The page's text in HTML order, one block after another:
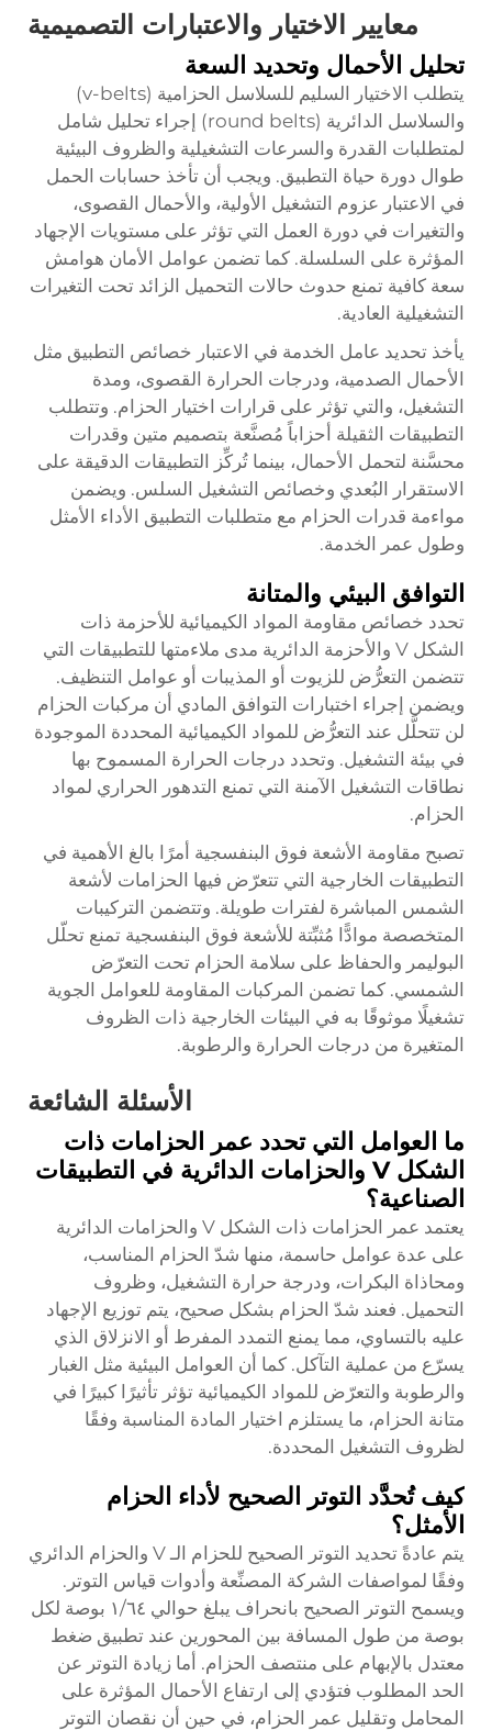
معايير الاختيار والاعتبارات التصميمية
تحليل الأحمال وتحديد السعة
يتطلب الاختيار السليم للسلاسل الحزامية (v-belts)
والسلاسل الدائرية (round belts) إجراء تحليل شامل
لمتطلبات القدرة والسرعات التشغيلية والظروف البيئية
طوال دورة حياة التطبيق. ويجب أن تأخذ حسابات الحمل
في الاعتبار عزوم التشغيل الأولية، والأحمال القصوى،
والتغيرات في دورة العمل التي تؤثر على مستويات الإجهاد
المؤثرة على السلسلة. كما تضمن عوامل الأمان هوامش
سعة كافية تمنع حدوث حالات التحميل الزائد تحت التغيرات
التشغيلية العادية.
يأخذ تحديد عامل الخدمة في الاعتبار خصائص التطبيق مثل
الأحمال الصدمية، ودرجات الحرارة القصوى، ومدة
التشغيل، والتي تؤثر على قرارات اختيار الحزام. وتتطلب
التطبيقات الثقيلة أحزاباً مُصنَّعة بتصميم متين وقدرات
محسَّنة لتحمل الأحمال، بينما تُركِّز التطبيقات الدقيقة على
الاستقرار البُعدي وخصائص التشغيل السلس. ويضمن
مواءمة قدرات الحزام مع متطلبات التطبيق الأداء الأمثل
وطول عمر الخدمة.
التوافق البيئي والمتانة
تحدد خصائص مقاومة المواد الكيميائية للأحزمة ذات
الشكل V والأحزمة الدائرية مدى ملاءمتها للتطبيقات التي
تتضمن التعرُّض للزيوت أو المذيبات أو عوامل التنظيف.
ويضمن إجراء اختبارات التوافق المادي أن مركبات الحزام
لن تتحلَّل عند التعرُّض للمواد الكيميائية المحددة الموجودة
في بيئة التشغيل. وتحدد درجات الحرارة المسموح بها
نطاقات التشغيل الآمنة التي تمنع التدهور الحراري لمواد
الحزام.
تصبح مقاومة الأشعة فوق البنفسجية أمرًا بالغ الأهمية في
التطبيقات الخارجية التي تتعرّض فيها الحزامات لأشعة
الشمس المباشرة لفترات طويلة. وتتضمن التركيبات
المتخصصة موادًّا مُثبِّتة للأشعة فوق البنفسجية تمنع تحلّل
البوليمر والحفاظ على سلامة الحزام تحت التعرّض
الشمسي. كما تضمن المركبات المقاومة للعوامل الجوية
تشغيلًا موثوقًا به في البيئات الخارجية ذات الظروف
المتغيرة من درجات الحرارة والرطوبة.
الأسئلة الشائعة
ما العوامل التي تحدد عمر الحزامات ذات
الشكل V والحزامات الدائرية في التطبيقات
الصناعية؟
يعتمد عمر الحزامات ذات الشكل V والحزامات الدائرية
على عدة عوامل حاسمة، منها شدّ الحزام المناسب،
ومحاذاة البكرات، ودرجة حرارة التشغيل، وظروف
التحميل. فعند شدّ الحزام بشكل صحيح، يتم توزيع الإجهاد
عليه بالتساوي، مما يمنع التمدد المفرط أو الانزلاق الذي
يسرّع من عملية التآكل. كما أن العوامل البيئية مثل الغبار
والرطوبة والتعرّض للمواد الكيميائية تؤثر تأثيرًا كبيرًا في
متانة الحزام، ما يستلزم اختيار المادة المناسبة وفقًا
لظروف التشغيل المحددة.
كيف تُحدَّد التوتر الصحيح لأداء الحزام
الأمثل؟
يتم عادةً تحديد التوتر الصحيح للحزام الـ V والحزام الدائري
وفقًا لمواصفات الشركة المصنِّعة وأدوات قياس التوتر.
ويسمح التوتر الصحيح بانحراف يبلغ حوالي ١/٦٤ بوصة لكل
بوصة من طول المسافة بين المحورين عند تطبيق ضغط
معتدل بالإبهام على منتصف الحزام. أما زيادة التوتر عن
الحد المطلوب فتؤدي إلى ارتفاع الأحمال المؤثرة على
المحامل وتقليل عمر الحزام، في حين أن نقصان التوتر